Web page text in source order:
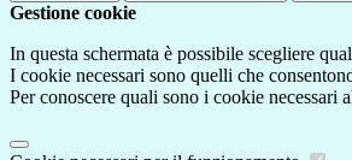
Gestione cookie
In questa schermata è possibile scegliere
I cookie necessari sono quelli che
Per conoscere quali sono i cookie necessari